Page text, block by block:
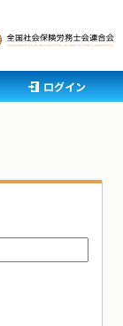
ログイン